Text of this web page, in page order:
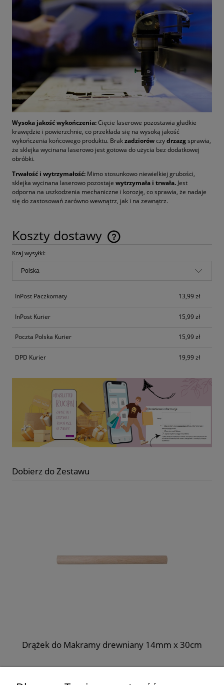
Wysoka jakość wykończenia:Cięcie laserowe pozostawia gładkie
krawędzie i powierzchnie, co przekłada się na wysoką jakość
wykończenia końcowego produktu. Brakzadziorówczydrzazgsprawia,
że sklejka wycinana laserowo jest gotowa do użycia bez dodatkowej
obróbki.
Trwałość i wytrzymałość: Mimo stosunkowo niewielkiej grubości,
sklejka wycinana laserowo pozostaje wytrzymała i trwała. Jest
odporna na uszkodzenia mechaniczne i korozję, co sprawia, że nadaje
się do zastosowań zarówno wewnątrz, jak i na zewnątrz.
Koszty dostawy
Cena nie zawiera ewentualnych kosztów płatności
Kraj wysyłki:
InPost Paczkomaty 13,99 zł
InPost Kurier 15,99 zł
Poczta Polska Kurier 15,99 zł
DPD Kurier 19,99 zł
Dobierz do Zestawu
Drążek do Makramy drewniany 14mm x 30cm